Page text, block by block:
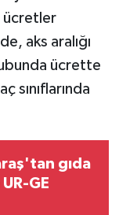
ücretler
aks aralığı
ücrette
sınıflarında
gıda
GE